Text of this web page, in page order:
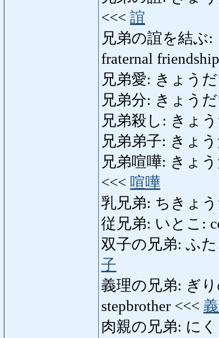
<<< 誼
兄弟の誼を結ぶ
fraternal
兄弟愛: きょう
兄弟分: きょう
兄弟殺し: きょ
兄弟弟子: きょ
兄弟喧嘩: きょ
<<< 喧嘩
乳兄弟: ちきょ
従兄弟: いとこ:
双子の兄弟: ふ
子
義理の兄弟: ぎ
stepbrother <<<
肉親の兄弟: に